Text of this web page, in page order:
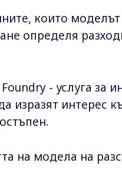
които моделът
определя
- услуга за
изразят интерес
на модела на